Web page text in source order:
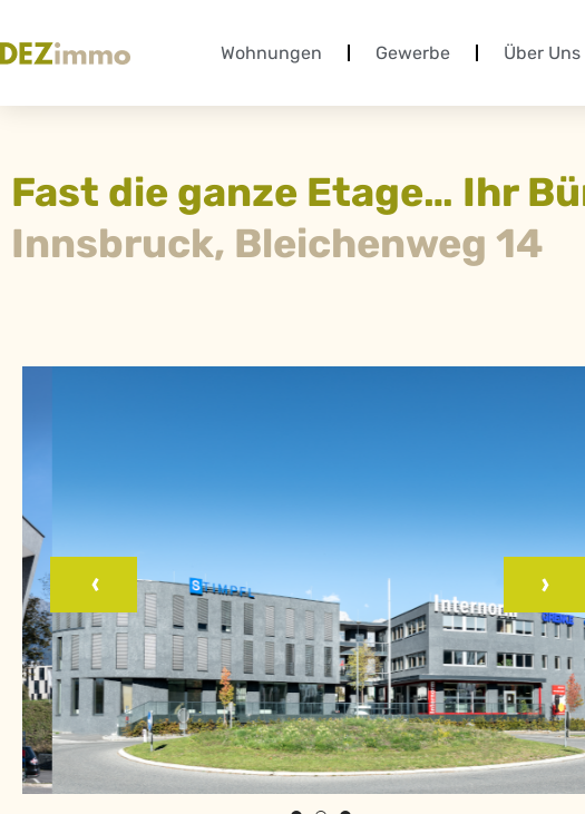
Wohnungen Gewerbe Über Uns
Fast die ganze Etage… Ihr
Innsbruck, Bleichenweg 14